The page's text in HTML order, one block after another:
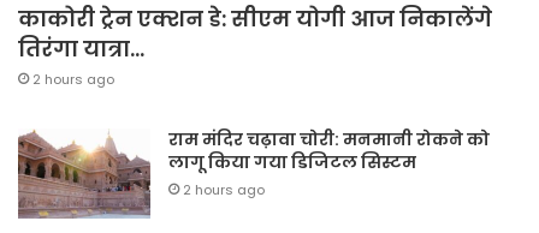
काकोरी ट्रेन एक्शन डे: सीएम योगी आज निकालेंगे
तिरंगा यात्रा…
2 hours ago
राम मंदिर चढ़ावा चोरी: मनमानी रोकने को
लागू किया गया डिजिटल सिस्टम
2 hours ago